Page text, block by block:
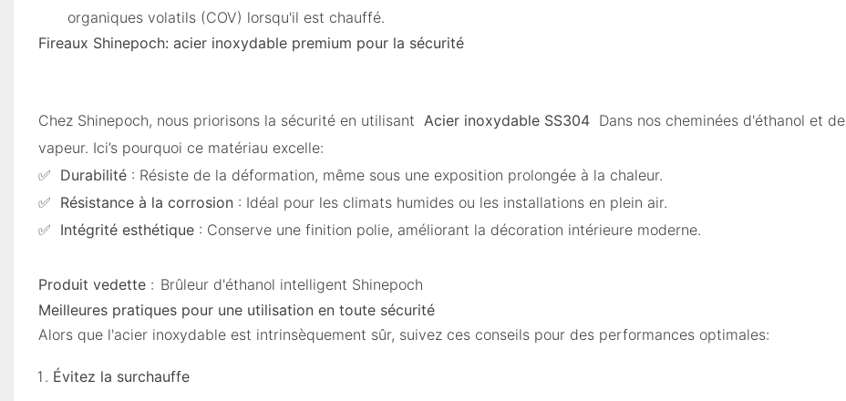
organiques volatils (COV) lorsqu'il est chauffé.
Fireaux Shinepoch: acier inoxydable premium pour la sécurité
Chez Shinepoch, nous priorisons la sécurité en utilisant Acier inoxydable SS304 Dans nos cheminées d'éthanol et de
vapeur. Ici’s pourquoi ce matériau excelle:
✅ Durabilité : Résiste de la déformation, même sous une exposition prolongée à la chaleur.
✅ Résistance à la corrosion : Idéal pour les climats humides ou les installations en plein air.
✅ Intégrité esthétique : Conserve une finition polie, améliorant la décoration intérieure moderne.
Produit vedette : Brûleur d'éthanol intelligent Shinepoch
Meilleures pratiques pour une utilisation en toute sécurité
Alors que l'acier inoxydable est intrinsèquement sûr, suivez ces conseils pour des performances optimales:
Évitez la surchauffe